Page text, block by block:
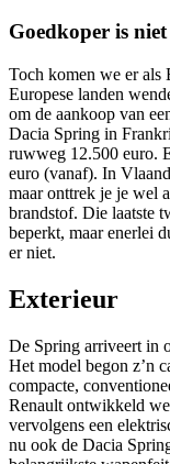
Goedkoper is
Toch komen we er als
Europese landen
om de aankoop van
Dacia Spring in
ruwweg 12.500 euro.
euro (vanaf). In
maar onttrek je je wel
brandstof. Die laatste
beperkt, maar enerlei
er niet.
Exterieur
De Spring arriveert in
Het model begon z’n
compacte,
Renault ontwikkeld
vervolgens een
nu ook de Dacia